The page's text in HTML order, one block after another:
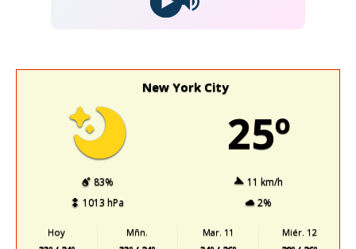
New York City
25º
83%
11 km/h
1013 hPa
2%
Hoy
Mñn.
Mar. 11
Miér. 12